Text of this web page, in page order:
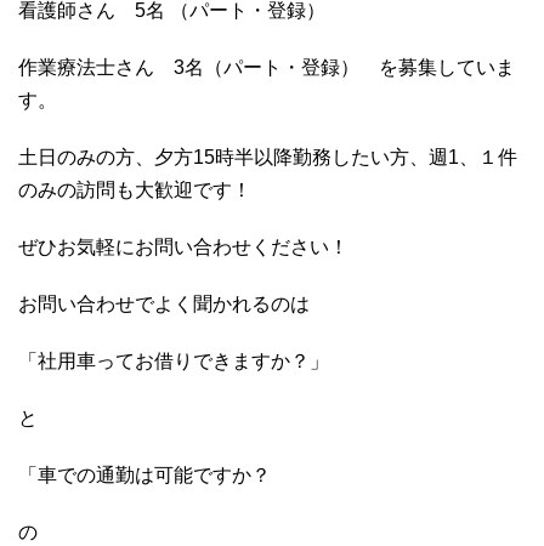
看護師さん 5名 （パート・登録）
作業療法士さん 3名（パート・登録） を募集していま
す。
土日のみの方、夕方15時半以降勤務したい方、週1、１件
のみの訪問も大歓迎です！
ぜひお気軽にお問い合わせください！
お問い合わせでよく聞かれるのは
「社用車ってお借りできますか？」
と
「車での通勤は可能ですか？
の